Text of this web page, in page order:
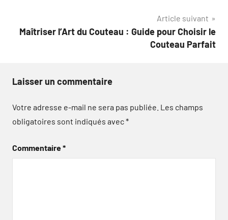
Article suivant
Maîtriser l’Art du Couteau : Guide pour Choisir le
Couteau Parfait
Laisser un commentaire
Votre adresse e-mail ne sera pas publiée. Les champs
obligatoires sont indiqués avec*
Commentaire*